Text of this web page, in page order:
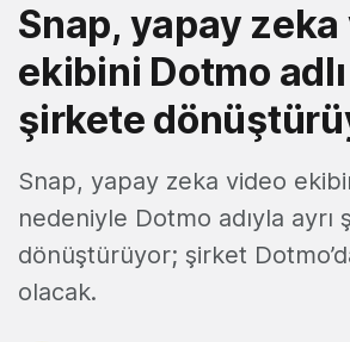
Snap, yapay
ekibini Dotmo
şirkete
Snap, yapay zeka video
nedeniyle Dotmo adıyla ayrı
dönüştürüyor; şirket
olacak.